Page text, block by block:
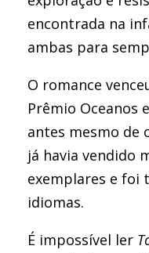
encontrada na
ambas para
O romance
Prêmio Oceanos
antes mesmo de
já havia vendido
exemplares e foi
idiomas.
É impossível ler